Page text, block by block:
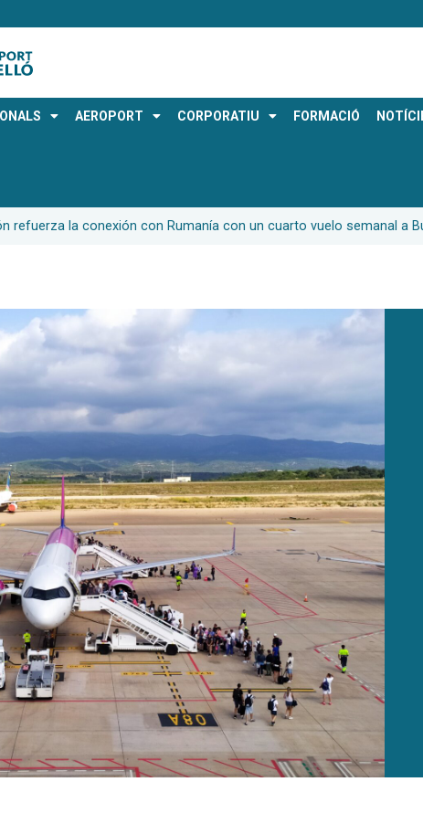
AEROPORT CORPORATIU FORMACIÓ
refuerza la conexión con Rumanía con un cuarto vuelo semanal a